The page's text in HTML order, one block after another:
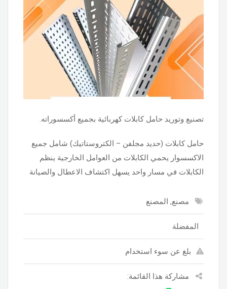
تصنيع وتوريد حامل كابلات كهربائية بجميع أكسسوراته.
حامل كابلات (حديد مجلفن – الكتروستاتيك) شامل جميع
الاكسسوار يحمي الكابلات من العوامل الخارجية ينظم
الكابلات في مسار واحد يسهل اكتشاف الاعطال والصيانة
مصنع, المصنع
المفضلة
بلغ عن سوء استخدام
مشاركة هذا القائمة: